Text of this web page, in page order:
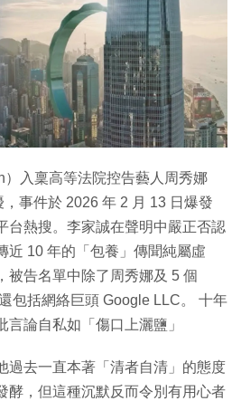
入稟高等法院控告藝人周秀娜
，事件於 2026 年 2 月 13 日爆發
台熱搜。李家誠在聲明中嚴正否認
近 10 年的「包養」傳聞純屬虛
被告名單中除了周秀娜及 5 個
包括網絡巨頭 Google LLC。 十年
論自私如「傷口上灑鹽」
過去一直本著「清者自清」的態度
酵，但這種沉默反而令別有用心者